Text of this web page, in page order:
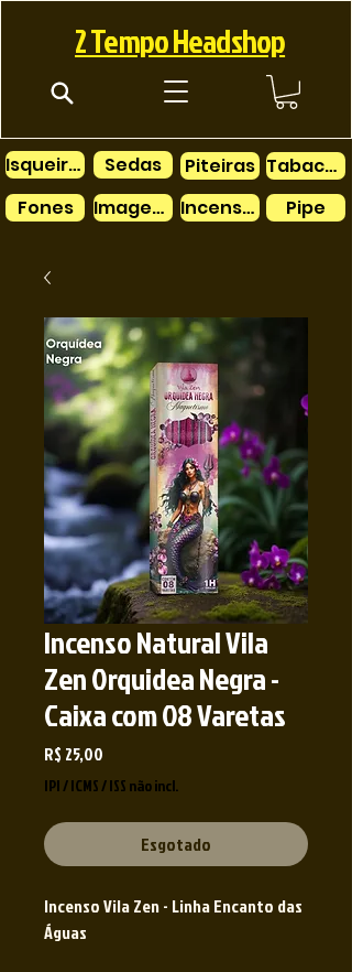
2 Tempo Headshop
Isqueiros
Fones
Sedas
Imagens
Piteiras
Tabacos
Incensos
Pipe
Incenso Natural Vila
Zen Orquidea Negra -
Caixa com 08 Varetas
R$ 25,00
IPI / ICMS / ISS não incl.
Esgotado
Incenso Vila Zen - Linha Encanto das
Águas